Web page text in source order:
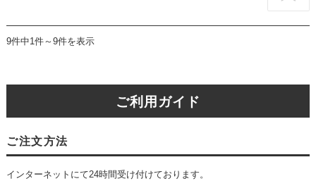
9件中1件～9件を表示
ご利用ガイド
ご注文方法
インターネットにて24時間受け付けております。